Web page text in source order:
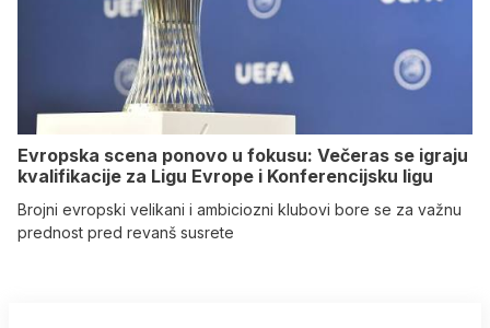
Evropska scena ponovo u fokusu: Večeras se igraju
kvalifikacije za Ligu Evrope i Konferencijsku ligu
Brojni evropski velikani i ambiciozni klubovi bore se za važnu
prednost pred revanš susrete